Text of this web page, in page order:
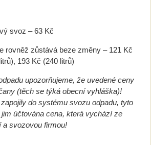
svoz – 63 Kč
rovněž zůstává beze změny – 121 Kč
193 Kč (240 litrů)
upozorňujeme, že uvedené ceny
(těch se týká obecní vyhláška)!
do systému svozu odpadu, tyto
účtována cena, která vychází ze
svozovou firmou!